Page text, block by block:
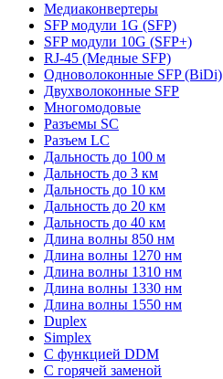
Медиаконвертеры
SFP модули 1G (SFP)
SFP модули 10G (SFP+)
RJ-45 (Медные SFP)
Одноволоконные SFP (BiDi)
Двухволоконные SFP
Многомодовые
Разъемы SC
Разъем LC
Дальность до 100 м
Дальность до 3 км
Дальность до 10 км
Дальность до 20 км
Дальность до 40 км
Длина волны 850 нм
Длина волны 1270 нм
Длина волны 1310 нм
Длина волны 1330 нм
Длина волны 1550 нм
Duplex
Simplex
С функцией DDM
С горячей заменой